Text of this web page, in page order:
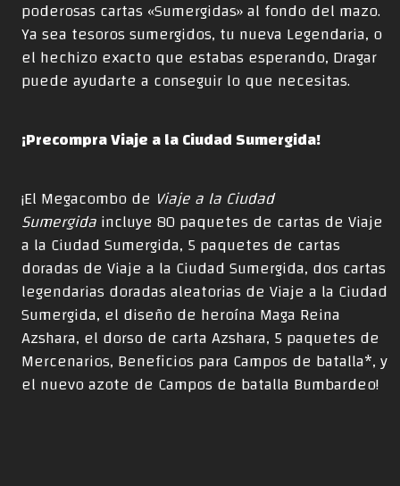
poderosas cartas «Sumergidas» al fondo del mazo.
Ya sea tesoros sumergidos, tu nueva Legendaria, o
el hechizo exacto que estabas esperando, Dragar
puede ayudarte a conseguir lo que necesitas.
¡Precompra Viaje a la Ciudad Sumergida!
¡El Megacombo de Viaje a la Ciudad
Sumergidaincluye 80 paquetes de cartas de Viaje
a la Ciudad Sumergida, 5 paquetes de cartas
doradas de Viaje a la Ciudad Sumergida, dos cartas
legendarias doradas aleatorias de Viaje a la Ciudad
Sumergida, el diseño de heroína Maga Reina
Azshara, el dorso de carta Azshara, 5 paquetes de
Mercenarios, Beneficios para Campos de batalla*, y
el nuevo azote de Campos de batalla Bumbardeo!